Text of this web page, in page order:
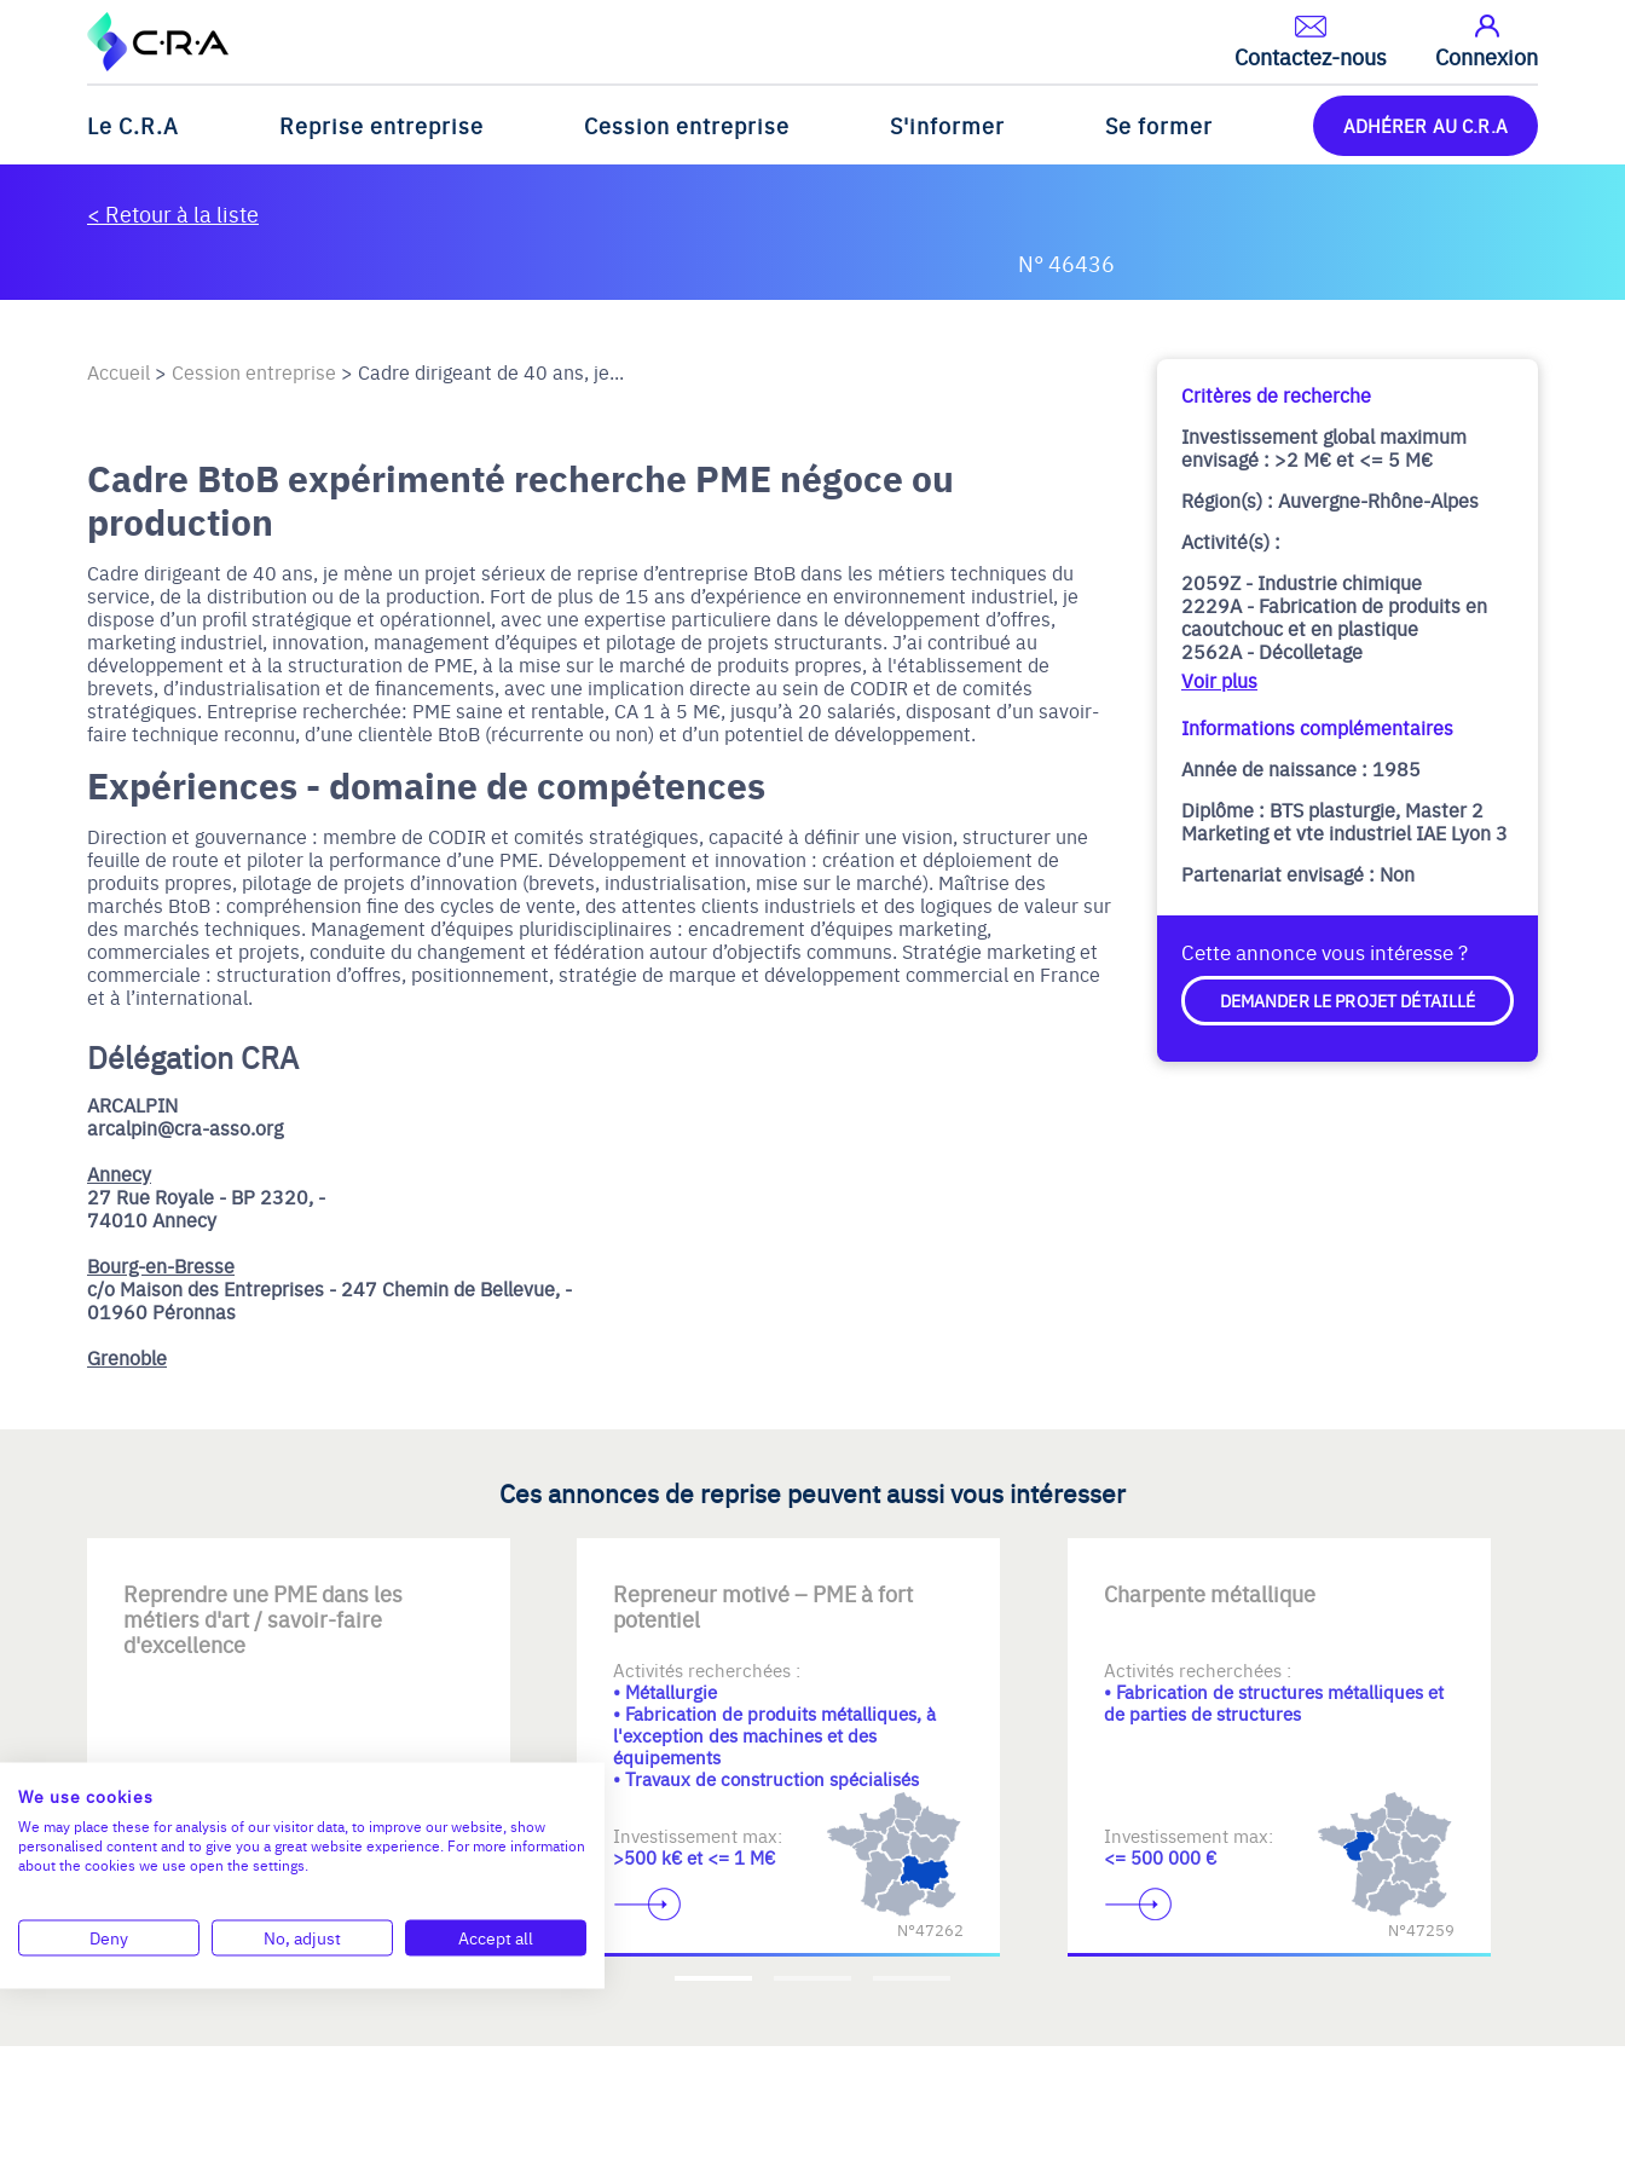
Contactez-nous Connexion
Le C.R.A Reprise entreprise Cession entreprise S'informer Se former ADHÉRER AU C.R.A
< Retour à la liste
N° 46436
Accueil > Cession entreprise > Cadre dirigeant de 40 ans, je...
Cadre BtoB expérimenté recherche PME négoce ou
production
Cadre dirigeant de 40 ans, je mène un projet sérieux de reprise d’entreprise BtoB dans les métiers techniques du
service, de la distribution ou de la production. Fort de plus de 15 ans d’expérience en environnement industriel, je
dispose d’un profil stratégique et opérationnel, avec une expertise particuliere dans le développement d’offres,
marketing industriel, innovation, management d’équipes et pilotage de projets structurants. J’ai contribué au
développement et à la structuration de PME, à la mise sur le marché de produits propres, à l'établissement de
brevets, d’industrialisation et de financements, avec une implication directe au sein de CODIR et de comités
stratégiques. Entreprise recherchée: PME saine et rentable, CA 1 à 5 M€, jusqu’à 20 salariés, disposant d’un savoir-
faire technique reconnu, d’une clientèle BtoB (récurrente ou non) et d’un potentiel de développement.
Expériences - domaine de compétences
Direction et gouvernance : membre de CODIR et comités stratégiques, capacité à définir une vision, structurer une
feuille de route et piloter la performance d’une PME. Développement et innovation : création et déploiement de
produits propres, pilotage de projets d’innovation (brevets, industrialisation, mise sur le marché). Maîtrise des
marchés BtoB : compréhension fine des cycles de vente, des attentes clients industriels et des logiques de valeur sur
des marchés techniques. Management d’équipes pluridisciplinaires : encadrement d’équipes marketing,
commerciales et projets, conduite du changement et fédération autour d’objectifs communs. Stratégie marketing et
commerciale : structuration d’offres, positionnement, stratégie de marque et développement commercial en France
et à l’international.
Critères de recherche
Investissement global maximum
envisagé : >2 M€ et <= 5 M€
Région(s) : Auvergne-Rhône-Alpes
Activité(s) :
2059Z - Industrie chimique
2229A - Fabrication de produits en
caoutchouc et en plastique
2562A - Décolletage
Voir plus
Informations complémentaires
Année de naissance : 1985
Diplôme : BTS plasturgie, Master 2
Marketing et vte industriel IAE Lyon 3
Partenariat envisagé : Non
Cette annonce vous intéresse ?
DEMANDER LE PROJET DÉTAILLÉ
Délégation CRA
ARCALPIN
arcalpin@cra-asso.org
Annecy
27 Rue Royale - BP 2320, -
74010 Annecy
Bourg-en-Bresse
c/o Maison des Entreprises - 247 Chemin de Bellevue, -
01960 Péronnas
Grenoble
Ces annonces de reprise peuvent aussi vous intéresser
Reprendre une PME dans les
métiers d'art / savoir-faire
d'excellence
Investissement max:
>2 M€ et <= 5 M€
N°47264
Repreneur motivé – PME à fort
potentiel
Activités recherchées :
• Métallurgie
• Fabrication de produits métalliques, à
l'exception des machines et des
équipements
• Travaux de construction spécialisés
Investissement max:
>500 k€ et <= 1 M€
N°47262
Charpente métallique
Activités recherchées :
• Fabrication de structures métalliques et
de parties de structures
Investissement max:
<= 500 000 €
N°47259
We use cookies
We may place these for analysis of our visitor data, to improve our website, show
personalised content and to give you a great website experience. For more information
about the cookies we use open the settings.
Deny No, adjust Accept all